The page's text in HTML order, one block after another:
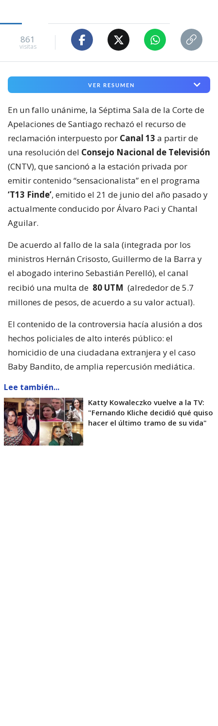
861
visitas
VER RESUMEN
En un fallo unánime, la Séptima Sala de la Corte de
Apelaciones de Santiago rechazó el recurso de
reclamación interpuesto por Canal 13 a partir de
una resolución del Consejo Nacional de Televisión
(CNTV), que sancionó a la estación privada por
emitir contenido “sensacionalista” en el programa
‘T13 Finde’, emitido el 21 de junio del año pasado y
actualmente conducido por Álvaro Paci y Chantal
Aguilar.
De acuerdo al fallo de la sala (integrada por los
ministros Hernán Crisosto, Guillermo de la Barra y
el abogado interino Sebastián Perelló), el canal
recibió una multa de 80 UTM (alrededor de 5.7
millones de pesos, de acuerdo a su valor actual).
El contenido de la controversia hacía alusión a dos
hechos policiales de alto interés público: el
homicidio de una ciudadana extranjera y el caso
Baby Bandito, de amplia repercusión mediática.
Lee también...
Katty Kowaleczko vuelve a la TV:
"Fernando Kliche decidió qué quiso
hacer el último tramo de su vida"